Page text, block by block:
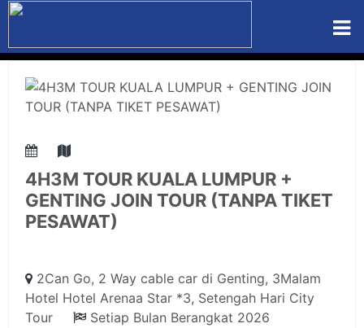
4H3M TOUR KUALA LUMPUR +
GENTING JOIN TOUR (TANPA TIKET
PESAWAT)
2Can Go, 2 Way cable car di Genting, 3Malam
Hotel Hotel Arenaa Star *3, Setengah Hari City
Tour
Setiap Bulan Berangkat 2026